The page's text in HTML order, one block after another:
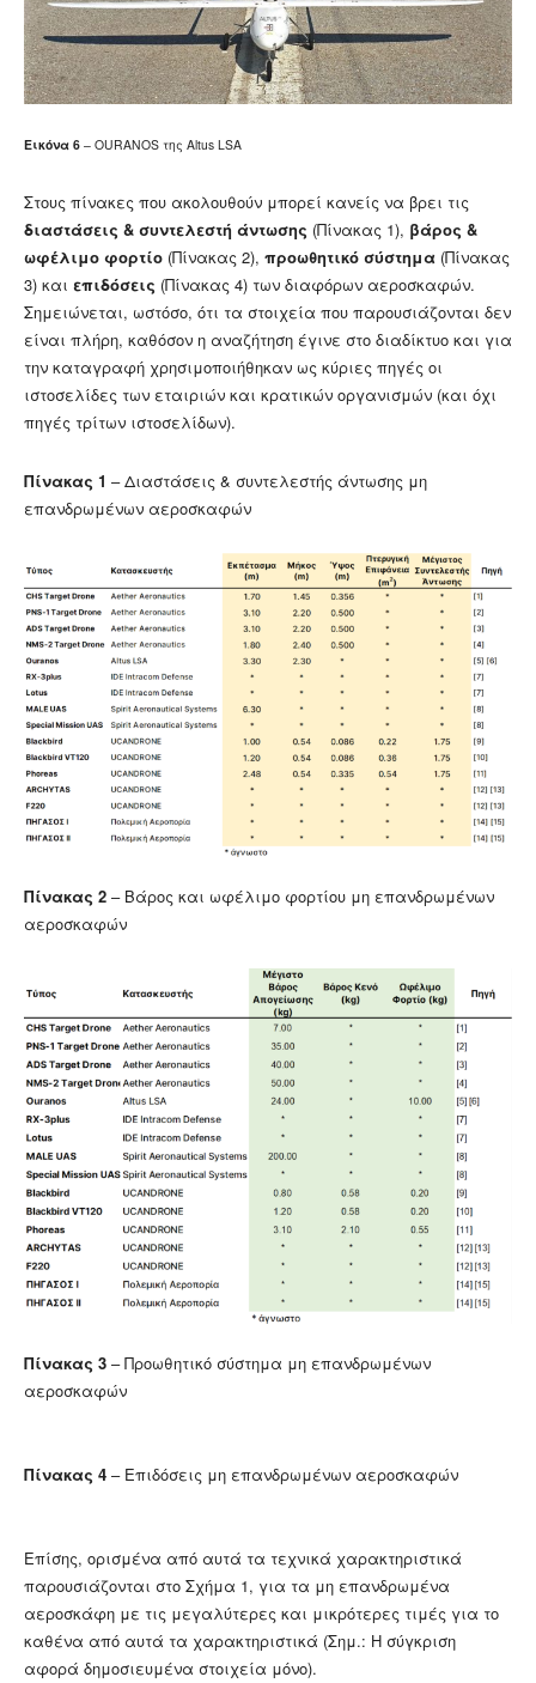
Εικόνα 6 – OURANOS της Altus LSA
Στους πίνακες που ακολουθούν μπορεί κανείς να βρει τις
διαστάσεις & συντελεστή άντωσης (Πίνακας 1), βάρος &
ωφέλιμο φορτίο (Πίνακας 2), προωθητικό σύστημα (Πίνακας
3) και επιδόσεις (Πίνακας 4) των διαφόρων αεροσκαφών.
Σημειώνεται, ωστόσο, ότι τα στοιχεία που παρουσιάζονται δεν
είναι πλήρη, καθόσον η αναζήτηση έγινε στο διαδίκτυο και για
την καταγραφή χρησιμοποιήθηκαν ως κύριες πηγές οι
ιστοσελίδες των εταιριών και κρατικών οργανισμών (και όχι
πηγές τρίτων ιστοσελίδων).
Πίνακας 1 – Διαστάσεις & συντελεστής άντωσης μη
επανδρωμένων αεροσκαφών
Πίνακας 2 – Βάρος και ωφέλιμο φορτίου μη επανδρωμένων
αεροσκαφών
Πίνακας 3 – Προωθητικό σύστημα μη επανδρωμένων
αεροσκαφών
Πίνακας 4 – Επιδόσεις μη επανδρωμένων αεροσκαφών
Επίσης, ορισμένα από αυτά τα τεχνικά χαρακτηριστικά
παρουσιάζονται στο Σχήμα 1, για τα μη επανδρωμένα
αεροσκάφη με τις μεγαλύτερες και μικρότερες τιμές για το
καθένα από αυτά τα χαρακτηριστικά (Σημ.: Η σύγκριση
αφορά δημοσιευμένα στοιχεία μόνο).